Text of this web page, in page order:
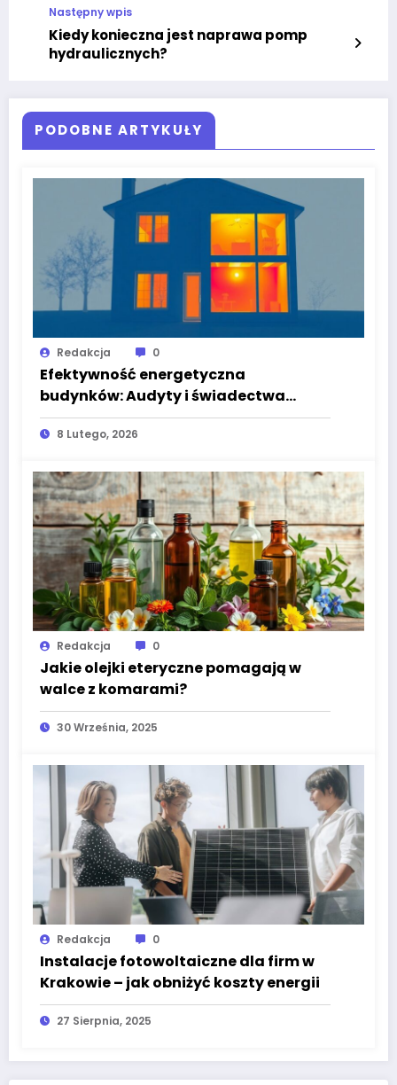
Następny wpis
Kiedy konieczna jest naprawa pomp
hydraulicznych?
PODOBNE ARTYKUŁY
Redakcja 0
Efektywność energetyczna
budynków: Audyty i świadectwa
energetyczne
8 Lutego, 2026
Redakcja 0
Jakie olejki eteryczne pomagają w
walce z komarami?
30 Września, 2025
Redakcja 0
Instalacje fotowoltaiczne dla firm w
Krakowie – jak obniżyć koszty energii
27 Sierpnia, 2025